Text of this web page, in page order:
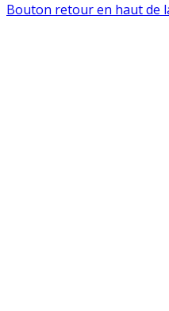
Bouton retour en haut de